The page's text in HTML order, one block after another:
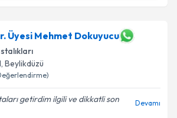
e-posta ile bilgilendireceğiz.
Üyesi Mehmet Dokuyucu
, Beylikdüzü
getirdim ilgili ve dikkatli son
Devamı